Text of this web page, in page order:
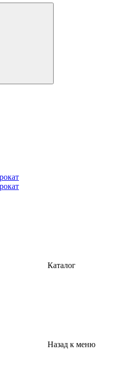
Каталог
Назад к меню